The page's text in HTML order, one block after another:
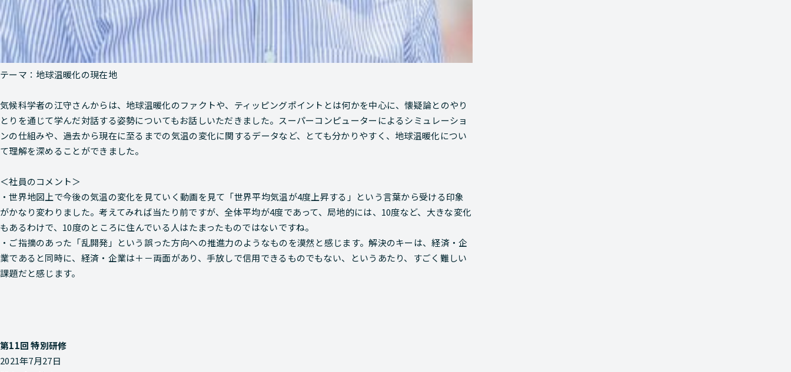
テーマ：地球温暖化の現在地
気候科学者の江守さんからは、地球温暖化のファクトや、ティッピングポイントとは何かを中心に、懐疑論とのやり
とりを通じて学んだ対話する姿勢についてもお話しいただきました。スーパーコンピューターによるシミュレーショ
ンの仕組みや、過去から現在に至るまでの気温の変化に関するデータなど、とても分かりやすく、地球温暖化につい
て理解を深めることができました。
＜社員のコメント＞
・世界地図上で今後の気温の変化を見ていく動画を見て「世界平均気温が4度上昇する」という言葉から受ける印象
がかなり変わりました。考えてみれば当たり前ですが、全体平均が4度であって、局地的には、10度など、大きな変化
もあるわけで、10度のところに住んでいる人はたまったものではないですね。
・ご指摘のあった「乱開発」という誤った方向への推進力のようなものを漠然と感じます。解決のキーは、経済・企
業であると同時に、経済・企業は＋－両面があり、手放しで信用できるものでもない、というあたり、すごく難しい
課題だと感じます。
第11回 特別研修
2021年7月27日